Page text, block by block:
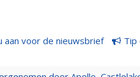
aan voor de nieuwsbrief Tip